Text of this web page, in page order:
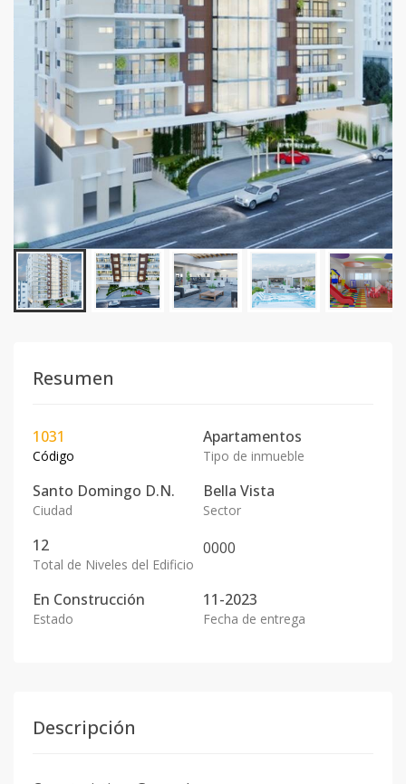
Resumen
1031
Código
Apartamentos
Tipo de inmueble
Santo Domingo D.N.
Ciudad
Bella Vista
Sector
12
Total de Niveles del Edificio
0000
En Construcción
Estado
11-2023
Fecha de entrega
Descripción